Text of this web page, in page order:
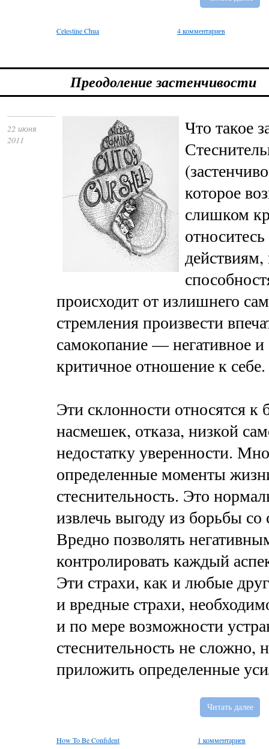
Celestine Chua 4 комментариев
Преодоление застенчивости
22 июня
2011
Что такое
которое
слишком
происходит от излишнего
стремления произвести
самокопание — негативное
критичное отношение к себе.
Эти склонности относятся к
насмешек, отказа, низкой
недостатку уверенности.
определенные моменты
стеснительность. Это
извлечь выгоду из борьбы
Вредно позволять
контролировать каждый
Эти страхи, как и любые
и вредные страхи,
и по мере возможности
стеснительность не сложно,
приложить определенные
Читать далее
How To Be Confident 1 комментариев